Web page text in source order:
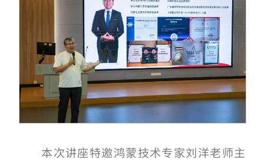
本次讲座特邀鸿蒙技术专家刘洋老师主